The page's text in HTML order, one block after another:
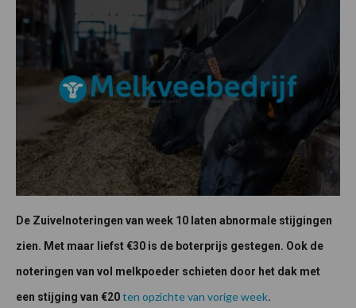
De Zuivelnoteringen van week 10 laten abnormale stijgingen
zien. Met maar liefst €30 is de boterprijs gestegen. Ook de
noteringen van vol melkpoeder schieten door het dak met
een stijging van €20ten opzichte van vorige week.